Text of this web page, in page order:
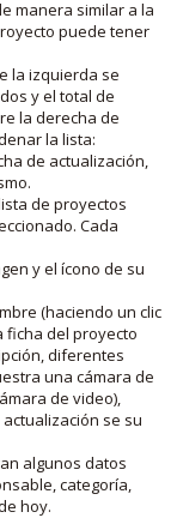
manera similar a la
puede tener
la izquierda se
y el total de
la derecha de
la lista:
de actualización,
de proyectos
Cada
y el ícono de su
(haciendo un clic
ficha del proyecto
diferentes
una cámara de
de video),
se su
algunos datos
categoría,
hoy.